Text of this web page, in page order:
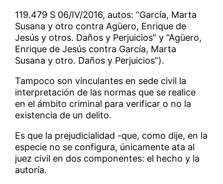
119.479 S 06/IV/2016, autos: “García, Marta
Susana y otro contra Agüero, Enrique de
Jesús y otros. Daños y Perjuicios” y “Agüero,
Enrique de Jesús contra García, Marta
Susana y otro. Daños y Perjuicios”).
Tampoco son vinculantes en sede civil la
interpretación de las normas que se realice
en el ámbito criminal para verificar o no la
existencia de un delito.
Es que la prejudicialidad -que, como dije, en la
especie no se configura, únicamente ata al
juez civil en dos componentes: el hecho y la
autoría.